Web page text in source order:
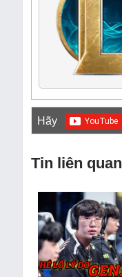
Hãy
Tin liên quan